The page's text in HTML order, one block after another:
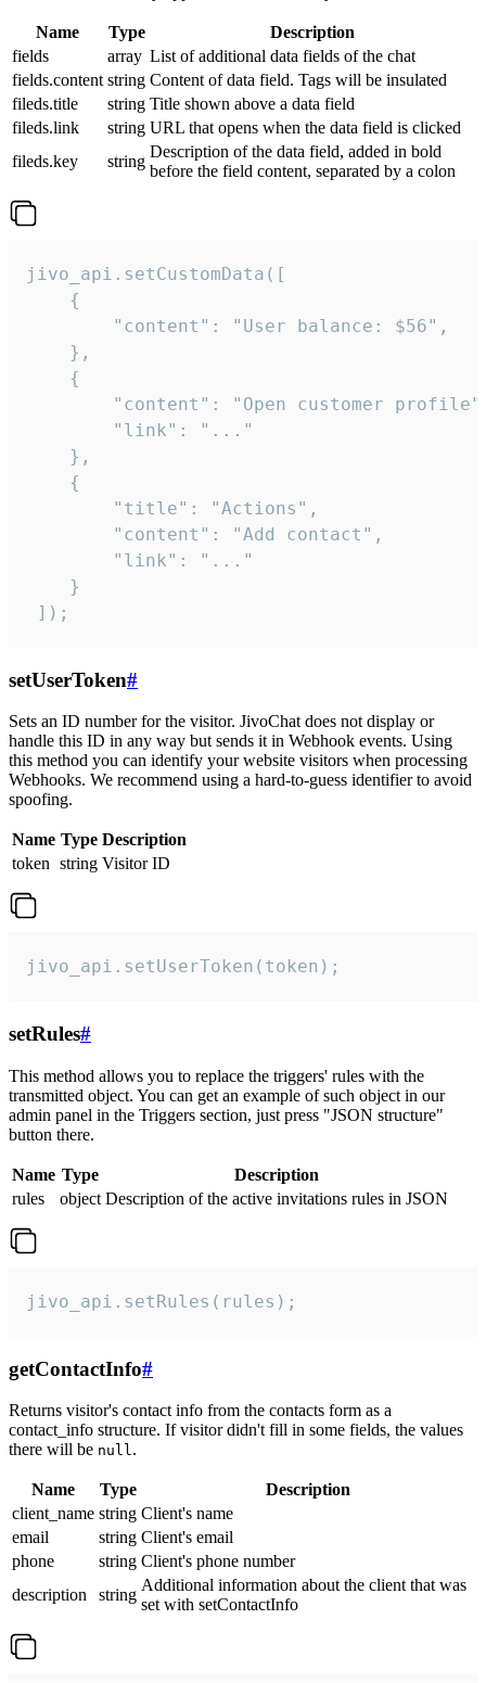
Name Type
Description
fields
array List of additional data fields of the chat
fields.content string Content of data field. Tags will be insulated
fileds.title
string Title shown above a data field
fileds.link
string URL that opens when the data field is clicked
fileds.key
string
Description of the data field, added in bold
before the field content, separated by a colon
jivo_api.setCustomData([
    {
        "content": "User balance: $56",
    },
    {
"content": "Open customer
        "link": "..."
    },
    {
        "title": "Actions",
        "content": "Add contact",
        "link": "..."
    }
]);
setUserToken#
Sets an ID number for the visitor. JivoChat does not display or
handle this ID in any way but sends it in Webhook events. Using
this method you can identify your website visitors when processing
Webhooks. We recommend using a hard-to-guess identifier to avoid
spoofing.
Name Type Description
token string Visitor ID
jivo_api.setUserToken(token);
setRules#
This method allows you to replace the triggers' rules with the
transmitted object. You can get an example of such object in our
admin panel in the Triggers section, just press "JSON structure"
button there.
Name Type
Description
rules
object Description of the active invitations rules in JSON
jivo_api.setRules(rules);
getContactInfo#
Returns visitor's contact info from the contacts form as a
contact_info structure. If visitor didn't fill in some fields, the values
there will be null.
Name Type
Description
client_name string Client's name
email
string Client's email
phone
string Client's phone number
description
string
Additional information about the client that was
set with setContactInfo